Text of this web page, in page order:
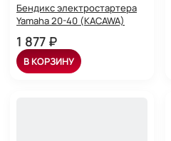
Бендикс электростартера
Yamaha 20-40 (KACAWA)
1 877 ₽
В КОРЗИНУ